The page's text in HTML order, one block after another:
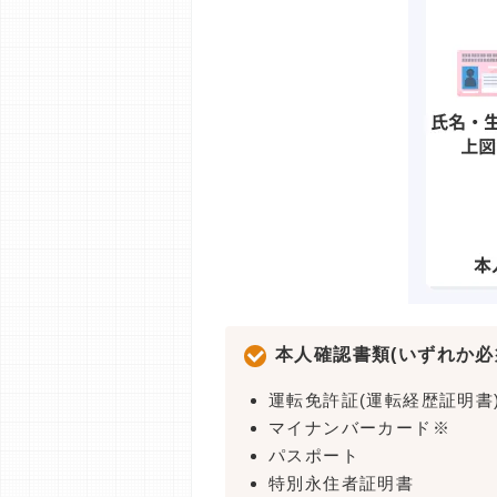
本人確認書類(いずれか
運転免許証(運転経歴証明
マイナンバーカード※
パスポート
特別永住者証明書